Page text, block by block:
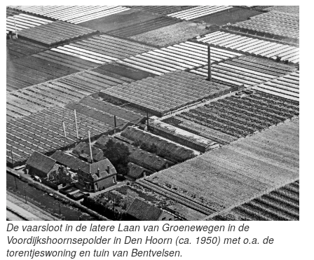
De vaarsloot in de latere Laan van Groenewegen in de
Voordijkshoornsepolder in Den Hoorn (ca. 1950) met o.a. de
torentjeswoning en tuin van Bentvelsen.